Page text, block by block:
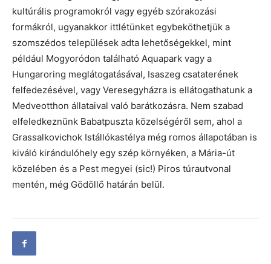
kultúrális programokról vagy egyéb szórakozási
formákról, ugyanakkor ittlétünket egybeköthetjük a
szomszédos települések adta lehetőségekkel, mint
például Mogyoródon található Aquapark vagy a
Hungaroring meglátogatásával, Isaszeg csataterének
felfedezésével, vagy Veresegyházra is ellátogathatunk a
Medveotthon állataival való barátkozásra. Nem szabad
elfeledkeznünk Babatpuszta közelségéről sem, ahol a
Grassalkovichok Istállókastélya még romos állapotában is
kiváló kirándulóhely egy szép környéken, a Mária-út
közelében és a Pest megyei (sic!) Piros túrautvonal
mentén, még Gödöllő határán belül.